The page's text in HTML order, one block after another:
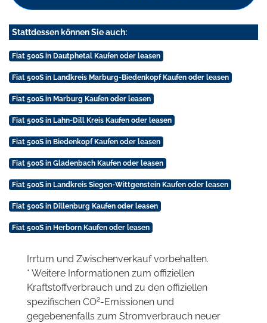
Stattdessen können Sie auch:
Fiat 500S in Dautphetal Kaufen oder leasen
Fiat 500S in Landkreis Marburg-Biedenkopf Kaufen oder leasen
Fiat 500S in Marburg Kaufen oder leasen
Fiat 500S in Lahn-Dill Kreis Kaufen oder leasen
Fiat 500S in Biedenkopf Kaufen oder leasen
Fiat 500S in Gladenbach Kaufen oder leasen
Fiat 500S in Landkreis Siegen-Wittgenstein Kaufen oder leasen
Fiat 500S in Dillenburg Kaufen oder leasen
Fiat 500S in Herborn Kaufen oder leasen
Irrtum und Zwischenverkauf vorbehalten.
* Weitere Informationen zum offiziellen
Kraftstoffverbrauch und zu den offiziellen
spezifischen CO2-Emissionen und
gegebenenfalls zum Stromverbrauch neuer